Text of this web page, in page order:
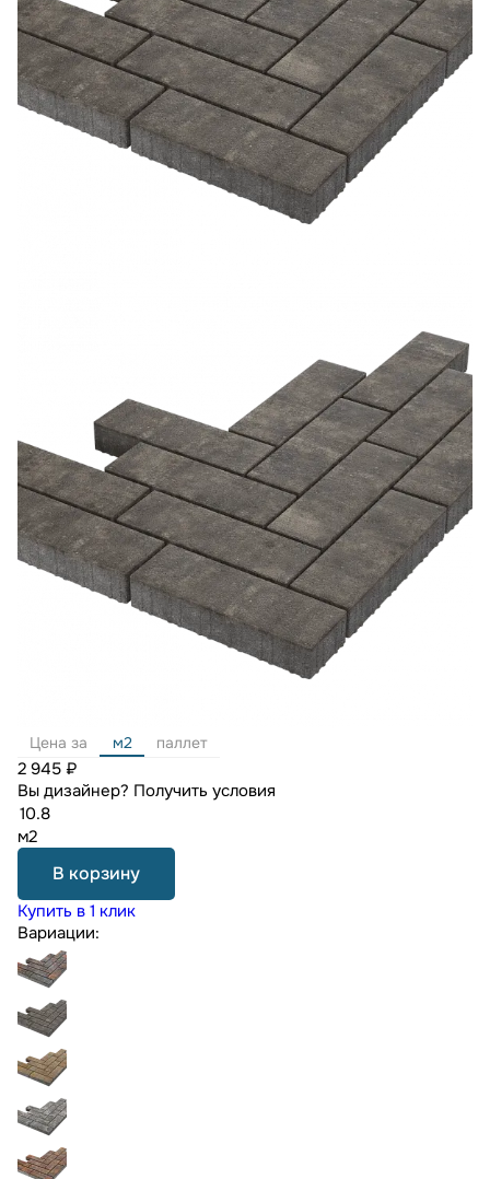
Цена за м2 паллет
2 945 ₽
Вы дизайнер? Получить условия
м2
В корзину
Купить в 1 клик
Вариации: